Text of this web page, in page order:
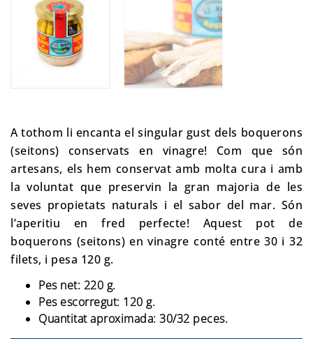
A tothom li encanta el singular gust dels boquerons
(seitons) conservats en vinagre! Com que són
artesans, els hem conservat amb molta cura i amb
la voluntat que preservin la gran majoria de les
seves propietats naturals i el sabor del mar. Són
l’aperitiu en fred perfecte! Aquest pot de
boquerons (seitons) en vinagre conté entre 30 i 32
filets, i pesa 120 g.
Pes net: 220 g.
Pes escorregut: 120 g.
Quantitat aproximada: 30/32 peces.